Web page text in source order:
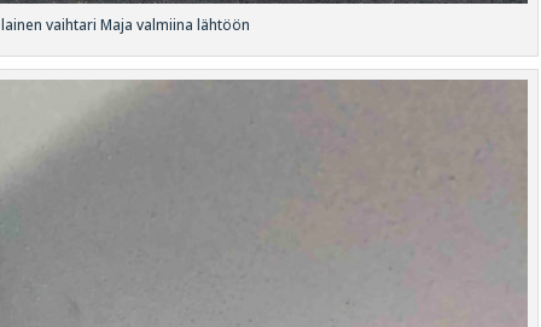
vaihtari Maja valmiina lähtöön